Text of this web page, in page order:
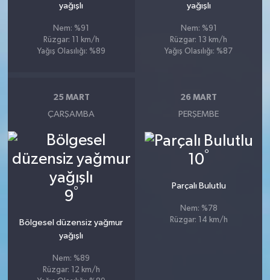
yağışlı
Nem: %91
Rüzgar: 11 km/h
Yağış Olasılığı: %89
yağışlı
Nem: %91
Rüzgar: 13 km/h
Yağış Olasılığı: %87
25 MART
ÇARŞAMBA
9°
Bölgesel düzensiz yağmur
yağışlı
Nem: %89
Rüzgar: 12 km/h
26 MART
PERŞEMBE
10°
Parçalı Bulutlu
Nem: %78
Rüzgar: 14 km/h